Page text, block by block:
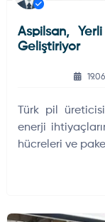
Aspilsan,
Geliştiriyor
Türk pil
enerji
hücreleri ve